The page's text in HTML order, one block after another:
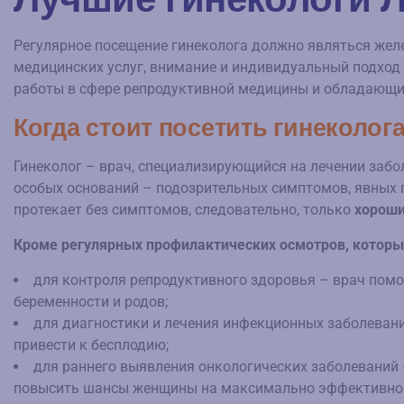
Регулярное посещение гинеколога должно являться
медицинских услуг, внимание и индивидуальный
работы в сфере репродуктивной медицины и
Когда стоит посетить
Гинеколог – врач, специализирующийся на лечении
особых оснований – подозрительных симптомов, явных
протекает без симптомов, следовательно, только
Кроме регулярных профилактических осмотров,
для контроля репродуктивного здоровья – врач
беременности и родов;
для диагностики и лечения инфекционных
привести к бесплодию;
для раннего выявления онкологических
повысить шансы женщины на максимально